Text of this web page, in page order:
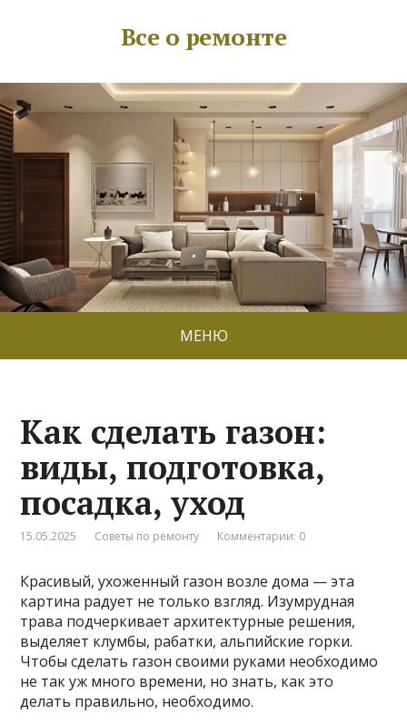
Все о ремонте
МЕНЮ
Как сделать газон:
виды, подготовка,
посадка, уход
15.05.2025 Советы по ремонту Комментарии: 0
Красивый, ухоженный газон возле дома — эта
картина радует не только взгляд. Изумрудная
трава подчеркивает архитектурные решения,
выделяет клумбы, рабатки, альпийские горки.
Чтобы сделать газон своими руками необходимо
не так уж много времени, но знать, как это
делать правильно, необходимо.